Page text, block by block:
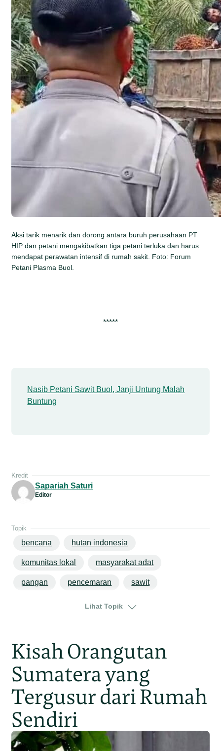
Aksi tarik menarik dan dorong antara buruh perusahaan PT
HIP dan petani mengakibatkan tiga petani terluka dan harus
mendapat perawatan intensif di rumah sakit. Foto: Forum
Petani Plasma Buol.
*****
Nasib Petani Sawit Buol, Janji Untung Malah
Buntung
Kredit
Sapariah Saturi
Editor
Topik
bencana hutan indonesia
komunitas lokal masyarakat adat
pangan pencemaran sawit
jakarta
Lihat Topik
Kisah Orangutan
Sumatera yang
Tergusur dari Rumah
Sendiri